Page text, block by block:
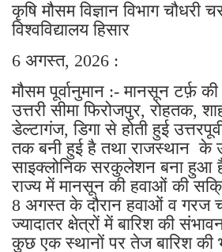
कृषि मौसम विज्ञान विभाग चौधरी
विश्वविद्यालय हिसार
6 अगस्त, 2026 :
मौसम पूर्वानुमान :- मानसून टर्फ़
उत्तरी सीमा फिरोजपुर, रोहतक,
डेल्टागंज, डिगा से होती हुई
तक बनी हुई है तथा राजस्थान के
साइक्लोनिक सरकुलेशन बना हुआ
राज्य में मानसून की हवाओं की
8 अगस्त के दौरान हवाओं व
ज्यादातर क्षेत्रों में बारिश की
कुछ एक स्थानों पर तेज बारिश की